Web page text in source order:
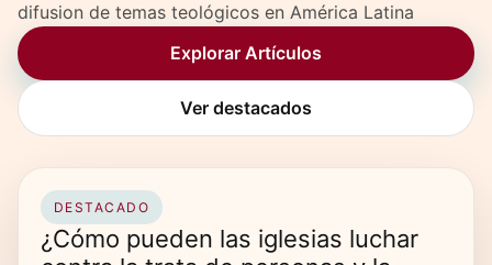
difusion de temas teológicos en América Latina
Explorar Artículos
Ver destacados
DESTACADO
¿Cómo pueden las iglesias luchar